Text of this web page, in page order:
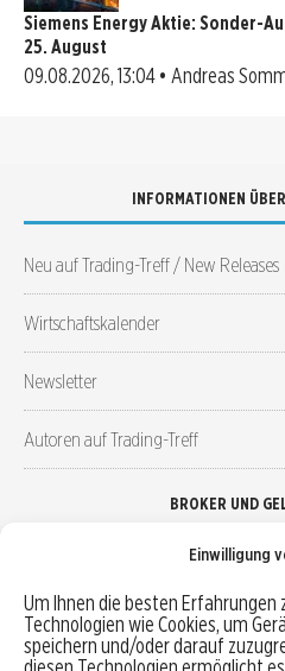
Einwilligung
Um Ihnen die besten
Technologien wie Cookies, um
speichern und/oder darauf
Siemens Energy Aktie: Sonder-
25. August
09.08.2026, 13:04 • Andreas
INFORMATIONEN
Neu auf Trading-Treff / New Releases
Wirtschaftskalender
Newsletter
Autoren auf Trading-Treff
BROKER UND
Robo-Advisor vergleichen